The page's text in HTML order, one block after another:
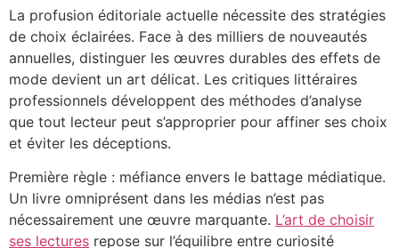
La profusion éditoriale actuelle nécessite des stratégies
de choix éclairées. Face à des milliers de nouveautés
annuelles, distinguer les œuvres durables des effets de
mode devient un art délicat. Les critiques littéraires
professionnels développent des méthodes d’analyse
que tout lecteur peut s’approprier pour affiner ses choix
et éviter les déceptions.
Première règle : méfiance envers le battage médiatique.
Un livre omniprésent dans les médias n’est pas
nécessairement une œuvre marquante. L’art de choisir
ses lectures repose sur l’équilibre entre curiosité